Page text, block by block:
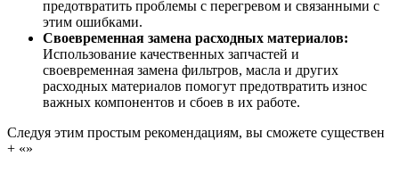
предотвратить проблемы с перегревом и связанными с
этим ошибками.
Своевременная замена расходных материалов:
Использование качественных запчастей и
своевременная замена фильтров, масла и других
расходных материалов помогут предотвратить износ
важных компонентов и сбоев в их работе.
Следуя этим простым рекомендациям, вы сможете существен
+ «»